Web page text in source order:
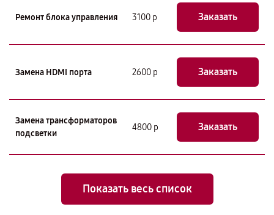
Ремонт блока управления 3100 р Заказать
Замена HDMI порта 2600 р Заказать
Замена трансформаторов
подсветки
4800 р Заказать
Показать весь список